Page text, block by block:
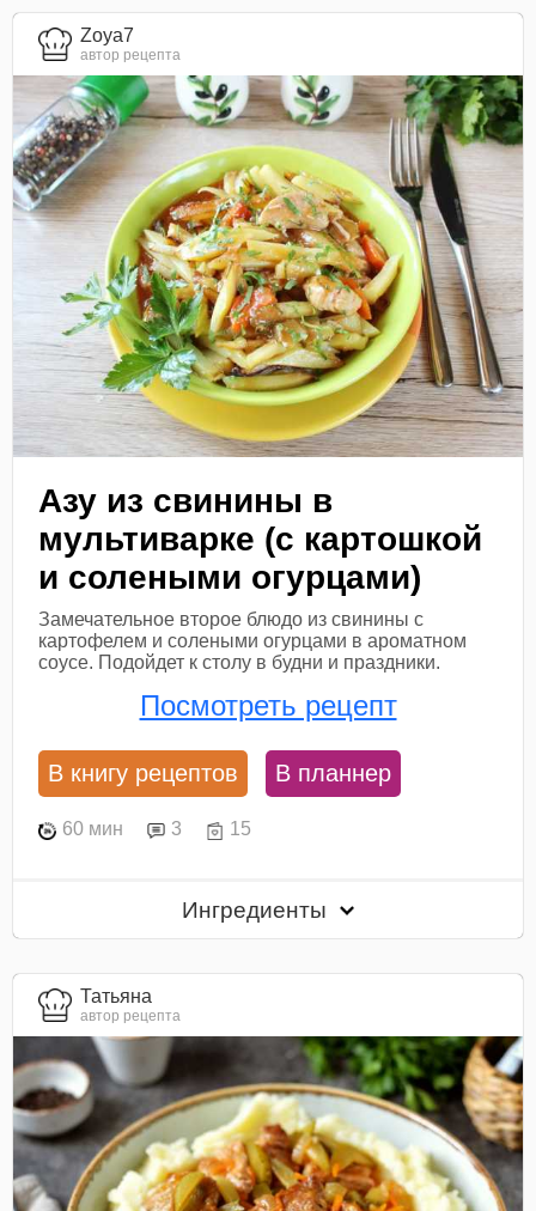
Zoya7
автор рецепта
Азу из свинины в
мультиварке (с картошкой
и солеными огурцами)
Замечательное второе блюдо из свинины с
картофелем и солеными огурцами в ароматном
соусе. Подойдет к столу в будни и праздники.
Посмотреть рецепт
В книгу рецептов В планнер
60 мин 3 15
Ингредиенты
Татьяна
автор рецепта